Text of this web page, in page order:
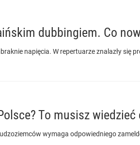
dubbingiem. Co
napięcia. W repertuarze znalazły się
To musisz
wymaga odpowiedniego